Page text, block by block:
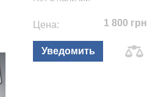
Цена: 1 800 грн
Уведомить